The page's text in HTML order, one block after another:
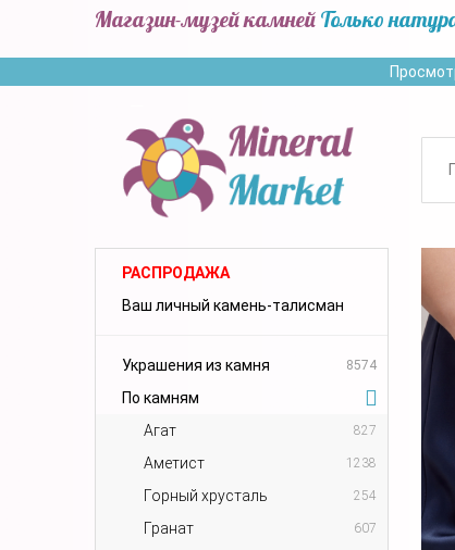
Магазин-музей камней Только
РАСПРОДАЖА
Ваш личный камень-талисман
Украшения из камня 8574
По камням
Агат
827
Аметист 1238
Горный хрусталь 254
Гранат 607